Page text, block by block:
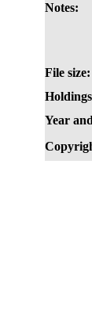
Notes:
File size:
Year